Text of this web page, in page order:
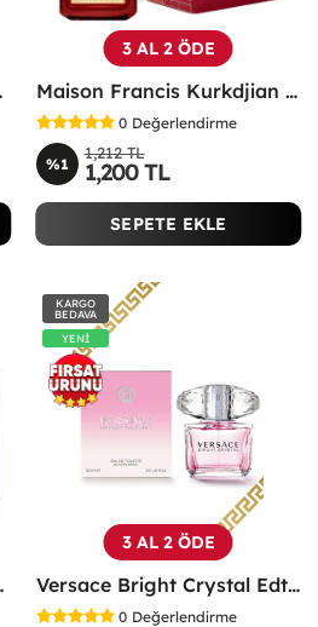
-
3 AL 2 ÖDE
Maison Francis Kurkdjian Baccarat Rouge 540 Extrait De Parfum 70 ML -
0 Değerlendirme
%1
1,212 TL
1,200 TL
SEPETE EKLE
- AZED
KARGO
BEDAVA
YENİ
3 AL 2 ÖDE
Versace Bright Crystal Edt 90 ML Kadın Parfüm - VBCE
0 Değerlendirme